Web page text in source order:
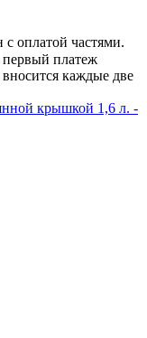
оплатой частями.
платеж
вносится каждые две
крышкой 1,6 л. -